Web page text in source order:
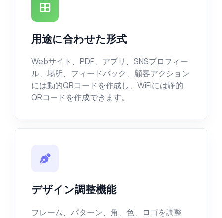
用途に合わせた形式
Webサイト、PDF、アプリ、SNSプロフィー
ル、場所、フィードバック、顧客アクション
には動的QRコードを作成し、WiFiには静的
QRコードを作成できます。
デザイン調整機能
フレーム、パターン、角、色、ロゴを調整